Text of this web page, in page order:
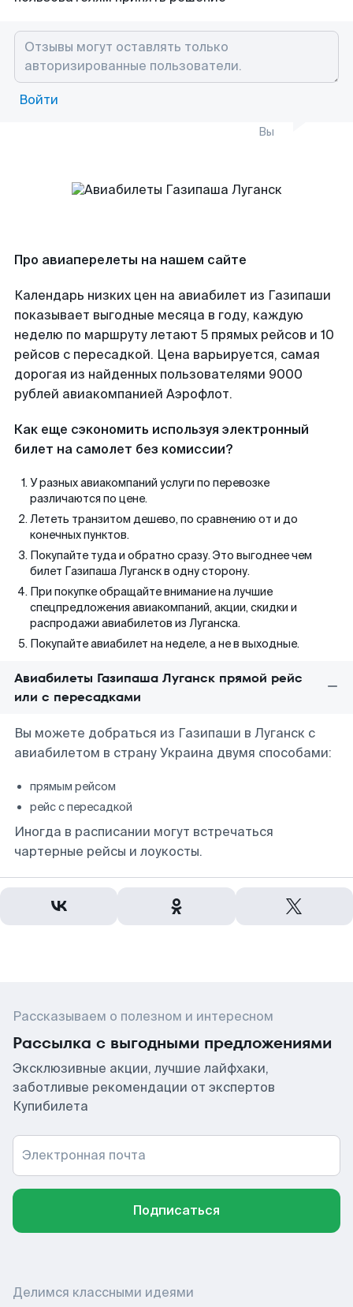
Войти
Вы
Про авиаперелеты на нашем сайте
Календарь низких цен на авиабилет из Газипаши
показывает выгодные месяца в году, каждую
неделю по маршруту летают 5 прямых рейсов и 10
рейсов с пересадкой. Цена варьируется, самая
дорогая из найденных пользователями 9000
рублей авиакомпанией Аэрофлот.
Как еще сэкономить используя электронный
билет на самолет без комиссии?
У разных авиакомпаний услуги по перевозке
различаются по цене.
Лететь транзитом дешево, по сравнению от и до
конечных пунктов.
Покупайте туда и обратно сразу. Это выгоднее чем
билет Газипаша Луганск в одну сторону.
При покупке обращайте внимание на лучшие
спецпредложения авиакомпаний, акции, скидки и
распродажи авиабилетов из Луганска.
Покупайте авиабилет на неделе, а не в выходные.
Авиабилеты Газипаша Луганск прямой рейс
или с пересадками
Вы можете добраться из Газипаши в Луганск с
авиабилетом в страну Украина двумя способами:
прямым рейсом
рейс с пересадкой
Иногда в расписании могут встречаться
чартерные рейсы и лоукосты.
Рассказываем о полезном и интересном
Рассылка с выгодными предложениями
Эксклюзивные акции, лучшие лайфхаки,
заботливые рекомендации от экспертов
Купибилета
Электронная почта
Подписаться
Делимся классными идеями